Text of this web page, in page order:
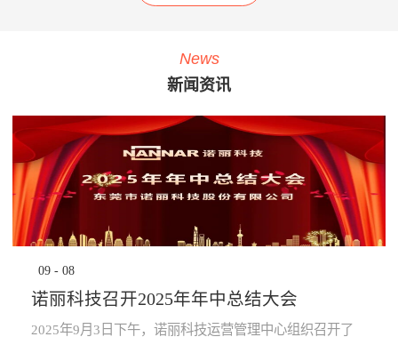
走行轮、导向轮、稳定轮气门
运算，并对运行数据进行存
TCMS网络监控终端。 系统
功能： · 导向轮胎压值及温度
的实时监测，并对异常状态报
警；· 稳定轮胎压值及温度的
实时监测，并对异常状态报
警；· 走行轮胎压值及温度的
实时监测，并对异常状态报
分析校验，提前预知轮胎异常
状态进行预防性报警提
示。 产品优势： · 采用进口定
制的专业级精密胎压监测芯
过系统设定各项绩效指标，系
“公开、全貌、闭环”的分析及
预警，可有效激励员工主动提
“指哪打哪”的调控指挥棒与全
员自主对照改善的作用。· 提
升管理的水平：一方面，对车
辆设备故障、检修效率等量化
分析，将充分暴露管理的薄弱
环节，为有针对性提升管理水
平提供依据；另一方面，系统
提升地铁运营企业运营管理能
力。· 为决策提供依据：车辆
设备健康状态、车辆检修作业
车载受电弓实时自动化、动态
测弓网状态和主要工作参数，
系统除了对弓网各种状态检测
外，还将自动记录每次被检测
的弓网状态异常时的图像及数
据。通过视觉分析技术，对受
电弓在行车时的状态监控，使
列车员能够及时了解车辆受电
弓故障，保证列车安全运
行。 分系统： 1、车载数据采
摄像机、光源、电源、工控
机、3G无线网络设备等。2、
公共网络· 通过公共网络进行
数据传输。· 网络可以采用
站端或车辆段的入段线上，具
探测、制动闸片磨耗检测、自
动识别列车车号、自动判别行
及数据管理等功能，能做到故
障定位及故障跟踪。通过计算
机软件分析，实现对车辆轮对
安全状态进行预报，使列检工
人及时发现并处理车辆故障，
为列车安全运营保驾护航。
产品子系统： 车号图像
统 轮对尺寸检测系统
轴温在线检测系统 产品优
势： 1、体积小:采用了多
News
新闻资讯
09 - 08
诺丽科技召开2025年年中总结大会
2025年9月3日下午，诺丽科技运营管理中心组织召开了